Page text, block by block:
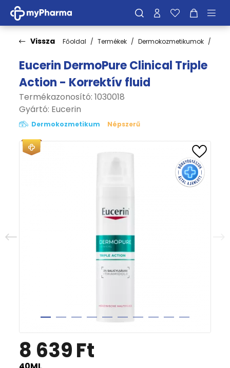
Vissza Főoldal Termékek Dermokozmetikumok
Eucerin DermoPure Clinical Triple
Action - Korrektív fluid
Termékazonosító: 1030018
Gyártó: Eucerin
Dermokozmetikum Népszerű
8 639Ft